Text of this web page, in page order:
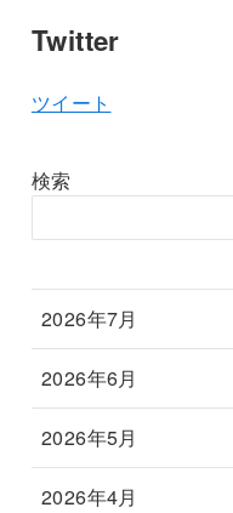
Twitter
ツイート
検索
2026年7月
2026年6月
2026年5月
2026年4月